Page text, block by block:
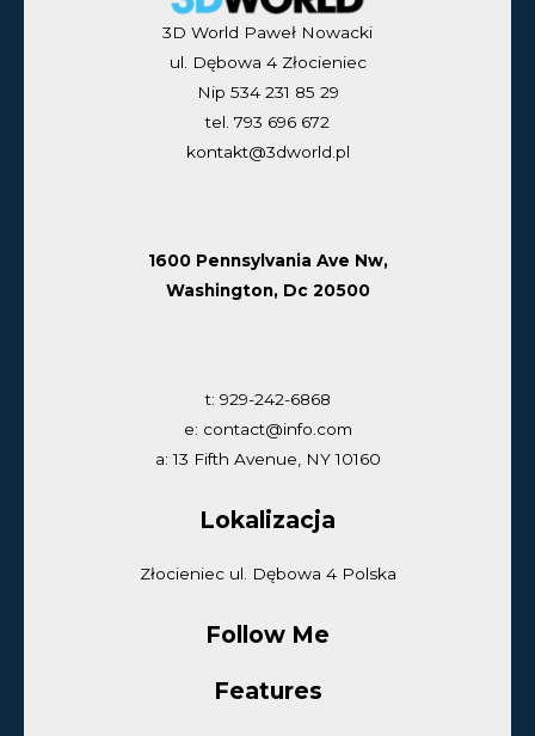
3D World Paweł Nowacki
ul. Dębowa 4 Złocieniec
Nip 534 231 85 29
tel. 793 696 672
kontakt@3dworld.pl
1600 Pennsylvania Ave Nw,
Washington, Dc 20500
t: 929-242-6868
e: contact@info.com
a: 13 Fifth Avenue, NY 10160
Lokalizacja
Złocieniec ul. Dębowa 4 Polska
Follow Me
Features